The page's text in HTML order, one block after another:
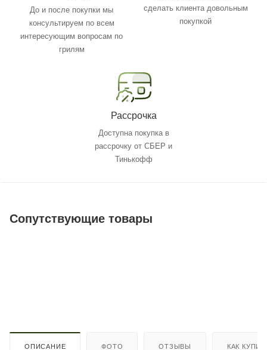
До и после покупки мы
консультируем по всем
интересующим вопросам по
грилям
сделать клиента довольным
покупкой
Рассрочка
Доступна покупка в
рассрочку от СБЕР и
Тинькофф
Сопутствующие товары
ОПИСАНИЕ ФОТО ОТЗЫВЫ КАК